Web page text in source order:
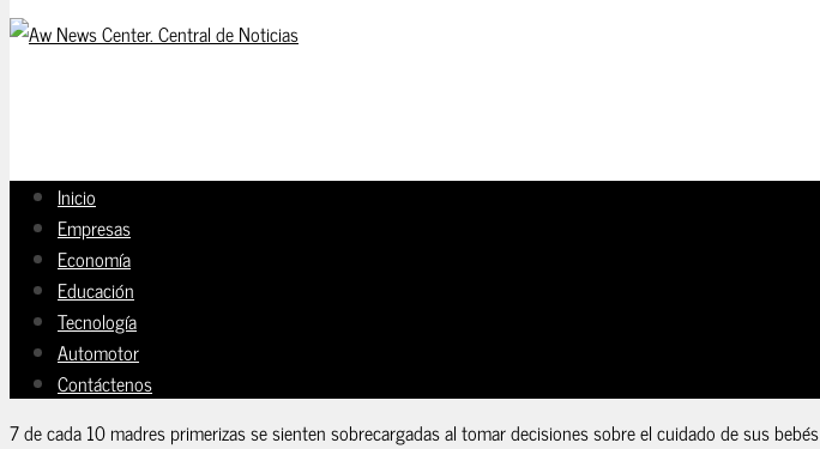
Inicio
Empresas
Economía
Educación
Tecnología
Automotor
Contáctenos
7 de cada 10 madres primerizas se sienten sobrecargadas al tomar decisiones sobre el cuidado de sus bebés